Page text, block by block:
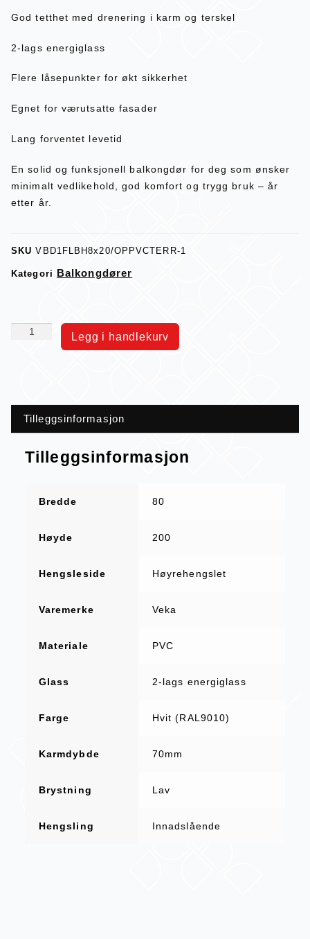
God tetthet med drenering i karm og terskel
2-lags energiglass
Flere låsepunkter for økt sikkerhet
Egnet for værutsatte fasader
Lang forventet levetid
En solid og funksjonell balkongdør for deg som ønsker
minimalt vedlikehold, god komfort og trygg bruk – år
etter år.
SKUVBD1FLBH8x20/OPPVCTERR-1
Kategori Balkongdører
Legg i handlekurv
Tilleggsinformasjon
Tilleggsinformasjon
Bredde 80
Høyde 200
Hengsleside Høyrehengslet
Varemerke Veka
Materiale PVC
Glass 2-lags energiglass
Farge Hvit (RAL9010)
Karmdybde 70mm
Brystning Lav
Hengsling Innadslående